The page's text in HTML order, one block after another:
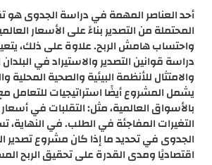
أحد العناصر المهمة في دراسة الجدوى هو
المحتملة من التصدير بناءً على الأسعار
واحتساب هامش الربح. علاوة على ذلك،
دراسة قوانين التصدير والاستيراد في
والامتثال للأنظمة البيئية والصحية المحلية
يشمل المشروع أيضًا استراتيجيات للتعامل
بالأسواق العالمية، مثل: التقلبات في
التغيرات المفاجئة في الطلب. في النهاية،
الجدوى في تحديد ما إذا كان مشروع تصدير
اقتصاديًا ومدى القدرة على تحقيق الربح